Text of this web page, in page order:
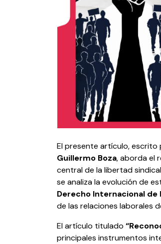
El presente artículo,
Guillermo Boza, aborda el
central de la libertad
se analiza la evolución de
Derecho Internacional de
de las relaciones laborales
El artículo titulado
principales instrumentos